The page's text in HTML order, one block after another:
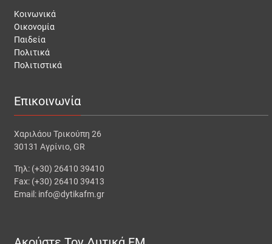
Κοινωνικά
Οικονομία
Παιδεία
Πολιτικά
Πολιτιστικά
Επικοινωνία
Χαριλάου Τρικούπη 26
30131 Αγρίνιο, GR
Τηλ: (+30) 26410 39410
Fax: (+30) 26410 39413
Email: info@dytikafm.gr